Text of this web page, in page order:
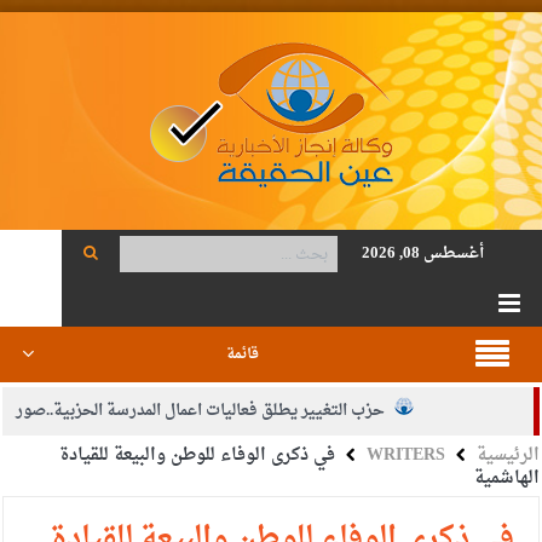
أغسطس 08, 2026
قائمة
حزب التغيير يطلق فعاليات اعمال المدرسة الحزبية..صور
الجيش يفتح باب التجنيد لحملة البكالوريوس في الحقوق والقانون
الرئيسية WRITERS في ذكرى الوفاء للوطن والبيعة للقيادة
الهاشمية